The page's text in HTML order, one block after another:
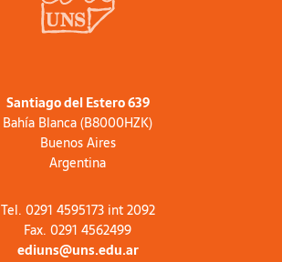
Santiago del Estero 639
Bahía Blanca (B8000HZK)
Buenos Aires
Argentina
Tel. 0291 4595173 int 2092
Fax. 0291 4562499
ediuns@uns.edu.ar